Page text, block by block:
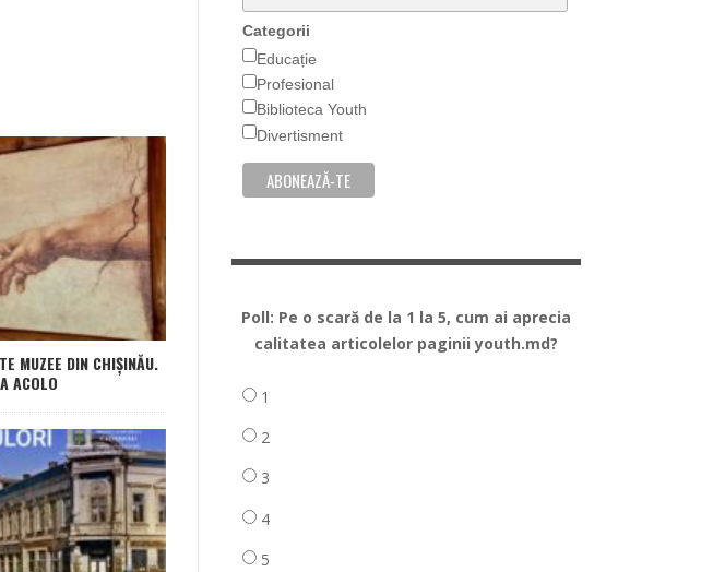
MUZEE DIN CHIȘINĂU.
ACOLO
Categorii
Educație
Profesional
Biblioteca Youth
Divertisment
Poll: Pe o scară de la 1 la 5, cum ai aprecia
calitatea articolelor paginii youth.md?
1
2
3
4
5